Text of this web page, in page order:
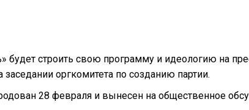
будет строить свою программу и идеологию на
заседании оргкомитета по созданию партии.
28 февраля и вынесен на общественное